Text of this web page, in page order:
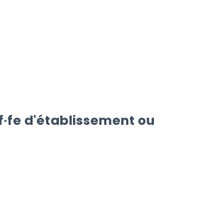
d'établissement ou